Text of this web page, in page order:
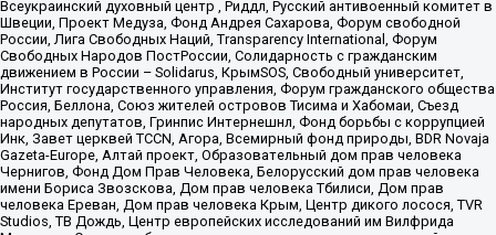
Всеукраинский духовный центр , Риддл, Русский антивоенный комитет в
Швеции, Проект Медуза, Фонд Андрея Сахарова, Форум свободной
России, Лига Свободных Наций, Transparеncy International, Форум
Свободных Народов ПостРоссии, Солидарность с гражданским
движением в России – Solidarus, КрымSOS, Свободный университет,
Институт государственного управления, Форум гражданского общества
Россия, Беллона, Союз жителей островов Тисима и Хабомаи, Съезд
народных депутатов, Гринпис Интернешнл, Фонд борьбы с коррупцией
Инк, Завет церквей TCCN, Агора, Всемирный фонд природы, BDR Novaja
Gazeta-Europe, Алтай проект, Образовательный дом прав человека
Чернигов, Фонд Дом Прав Человека, Белорусский дом прав человека
имени Бориса Звозскова, Дом прав человека Тбилиси, Дом прав
человека Ереван, Дом прав человека Крым, Центр дикого лосося, TVR
Studios, ТВ Дождь, Центр европейских исследований им Вилфрида